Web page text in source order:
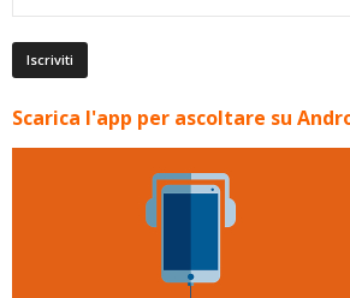
Scarica l'app per ascoltare su